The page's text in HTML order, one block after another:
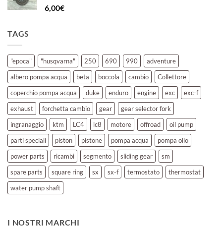
6,00€
TAGS
"epoca" "husqvarna" 250 690 990
adventure
albero pompa acqua
beta boccola cambio
Collettore
coperchio pompa acqua
duke enduro engine exc
exc-f
exhaust
forchetta cambio gear
gear selector fork
ingranaggio
ktm LC4 lc8 motore offroad
oil pump
parti speciali
piston pistone pompa acqua
pompa olio
power parts
ricambi segmento sliding gear
sm
spare parts
square ring sx sx-f termostato
thermostat
water pump shaft
I NOSTRI MARCHI